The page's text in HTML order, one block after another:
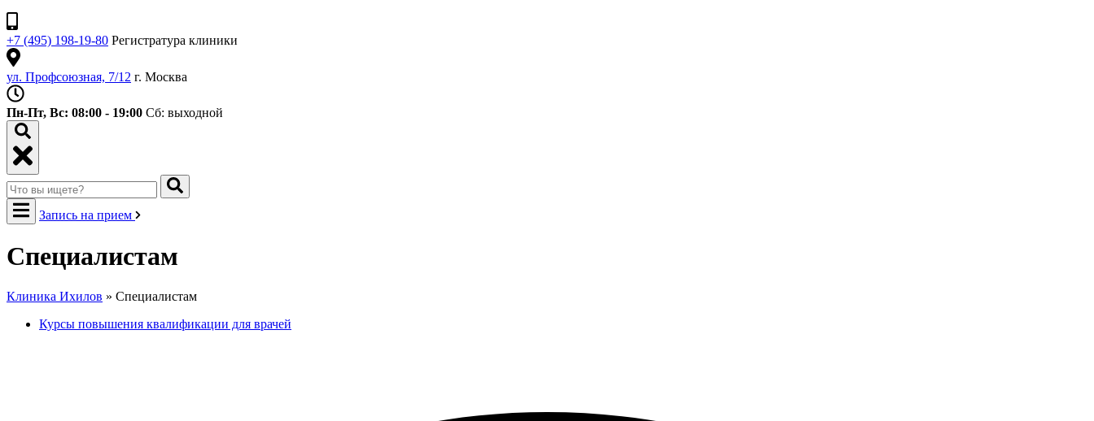
+7 (495) 198-19-80 Регистратура клиники
ул. Профсоюзная, 7/12 г. Москва
Пн-Пт, Вс: 08:00 - 19:00 Сб: выходной
Запись на прием
Специалистам
Клиника Ихилов » Специалистам
Курсы повышения квалификации для врачей